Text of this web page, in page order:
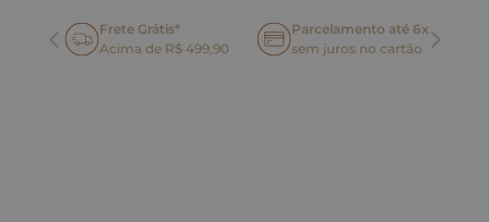
Frete Grátis*
Acima de R$ 499,90
Parcelamento até 6x
sem juros no cartão